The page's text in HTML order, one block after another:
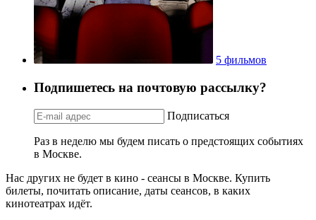
5 фильмов
Подпишетесь на почтовую рассылку?
Подписаться
Раз в неделю мы будем писать о предстоящих событиях
в Москве.
Нас других не будет в кино - сеансы в Москве. Купить
билеты, почитать описание, даты сеансов, в каких
кинотеатрах идёт.